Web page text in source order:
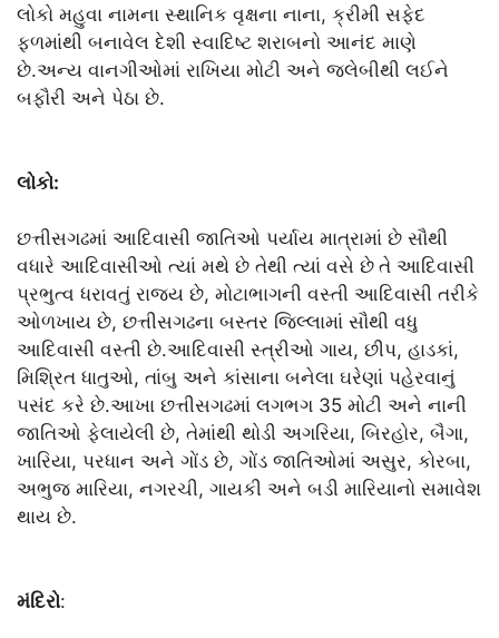
લોકો મહુવા નામના સ્થાનિક વૃક્ષના નાના, ક્રીમી સફેદ
ફળમાંથી બનાવેલ દેશી સ્વાદિષ્ટ શરાબનો આનંદ માણે
છે.અન્ય વાનગીઓમાં રાખિયા મોટી અને જલેબીથી લઈને
બફૌરી અને પેઠા છે.
લોકો:
છત્તીસગઢમાં આદિવાસી જાતિઓ પર્યાય માત્રામાં છે સૌથી
વધારે આદિવાસીઓ ત્યાં મથે છે તેથી ત્યાં વસે છે તે આદિવાસી
પ્રભુત્વ ધરાવતું રાજ્ય છે, મોટાભાગની વસ્તી આદિવાસી તરીકે
ઓળખાય છે, છત્તીસગઢના બસ્તર જિલ્લામાં સૌથી વધુ
આદિવાસી વસ્તી છે.આદિવાસી સ્ત્રીઓ ગાય, છીપ, હાડકાં,
મિશ્રિત ધાતુઓ, તાંબુ અને કાંસાના બનેલા ઘરેણાં પહેરવાનું
પસંદ કરે છે.આખા છત્તીસગઢમાં લગભગ 35 મોટી અને નાની
જાતિઓ ફેલાયેલી છે, તેમાંથી થોડી અગરિયા, બિરહોર, બૈગા,
ખારિયા, પરધાન અને ગોંડ છે, ગોંડ જાતિઓમાં અસુર, કોરબા,
અભુજ મારિયા, નગરચી, ગાયકી અને બડી મારિયાનો સમાવેશ
થાય છે.
મંદિરો: